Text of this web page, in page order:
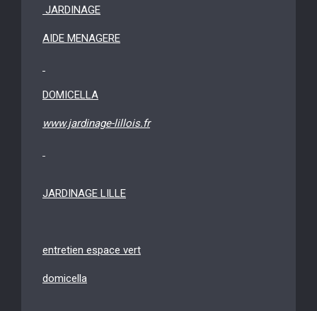
JARDINAGE
AIDE MENAGERE
DOMICELLA
www.jardinage-lillois.fr
JARDINAGE LILLE
entretien espace vert
domicella